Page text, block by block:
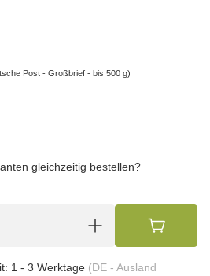
Post - Großbrief - bis 500 g)
gleichzeitig bestellen?
1 - 3 Werktage (DE - Ausland